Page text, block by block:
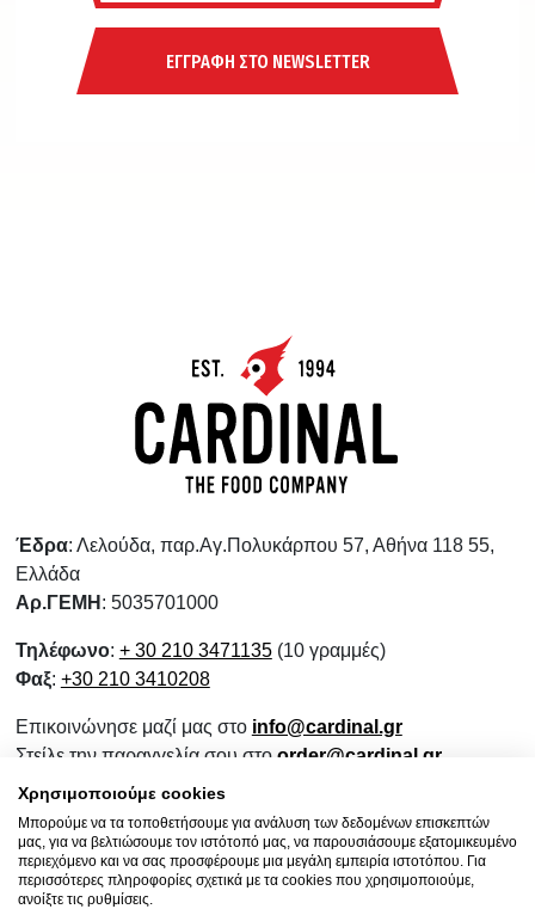
ΕΓΓΡΑΦΗ ΣΤΟ NEWSLETTER
Έδρα: Λελούδα, παρ.Αγ.Πολυκάρπου 57, Αθήνα 118 55,
Ελλάδα
Αρ.ΓΕΜΗ : 5035701000
Τηλέφωνο: + 30 210 3471135(10 γραμμές)
Φαξ: +30 210 3410208
Επικοινώνησε μαζί μας στο info@cardinal.gr
Στείλε την παραγγελία σου στο order@cardinal.gr
Για αγορές λιανικής
www.wokshop.gr
Όροι Χρήσης
Πολιτική Προστασίας Προσωπικών Δεδομένων
Πολιτική Επιστροφών
Χρησιμοποιούμε cookies
Μπορούμε να τα τοποθετήσουμε για ανάλυση των δεδομένων επισκεπτών
μας, για να βελτιώσουμε τον ιστότοπό μας, να παρουσιάσουμε εξατομικευμένο
περιεχόμενο και να σας προσφέρουμε μια μεγάλη εμπειρία ιστοτόπου. Για
περισσότερες πληροφορίες σχετικά με τα cookies που χρησιμοποιούμε,
ανοίξτε τις ρυθμίσεις.